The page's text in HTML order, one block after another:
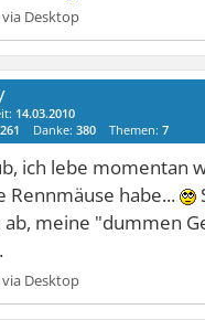
14.03.2010
Danke:380 Themen:7
ich lebe momentan
Rennmäuse habe...
meine "dummen